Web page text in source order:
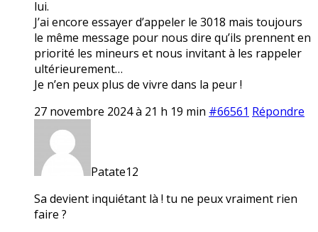
lui.
J’ai encore essayer d’appeler le 3018 mais toujours
le même message pour nous dire qu’ils prennent en
priorité les mineurs et nous invitant à les rappeler
ultérieurement…
Je n’en peux plus de vivre dans la peur !
27 novembre 2024 à 21 h 19 min #66561 Répondre
Patate12
Sa devient inquiétant là ! tu ne peux vraiment rien
faire ?